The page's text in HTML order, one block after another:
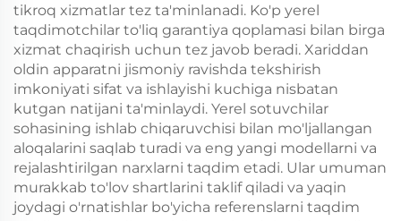
tikroq xizmatlar tez ta'minlanadi. Ko'p yerel
taqdimotchilar to'liq garantiya qoplamasi bilan birga
xizmat chaqirish uchun tez javob beradi. Xariddan
oldin apparatni jismoniy ravishda tekshirish
imkoniyati sifat va ishlayishi kuchiga nisbatan
kutgan natijani ta'minlaydi. Yerel sotuvchilar
sohasining ishlab chiqaruvchisi bilan mo'ljallangan
aloqalarini saqlab turadi va eng yangi modellarni va
rejalashtirilgan narxlarni taqdim etadi. Ular umuman
murakkab to'lov shartlarini taklif qiladi va yaqin
joydagi o'rnatishlar bo'yicha referenslarni taqdim